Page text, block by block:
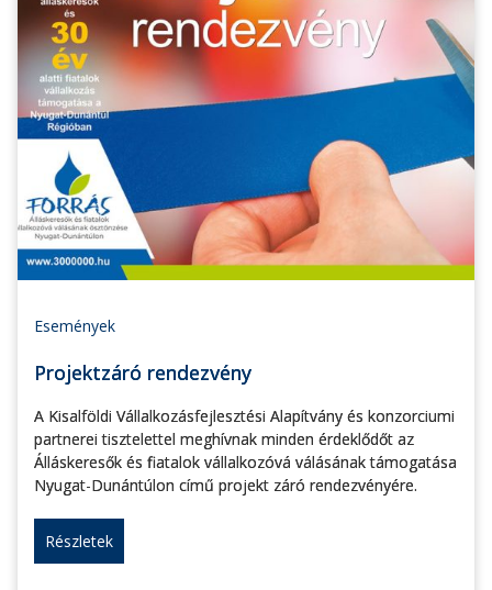
Események
Projektzáró rendezvény
A Kisalföldi Vállalkozásfejlesztési Alapítvány és konzorciumi
partnerei tisztelettel meghívnak minden érdeklődőt az
Álláskeresők és fiatalok vállalkozóvá válásának támogatása
Nyugat-Dunántúlon című projekt záró rendezvényére.
Részletek